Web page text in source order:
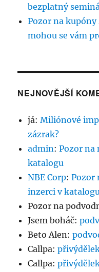
bezplatný
Pozor na kupóny
mohou se vám
NEJNOVĚJŠÍ
já:Miliónové
zázrak?
admin:Pozor na
katalogu
NBE Corp:Pozor
inzerci v
Pozor na
Jsem boháč:
Beto Alen:
Callpa:
Callpa: